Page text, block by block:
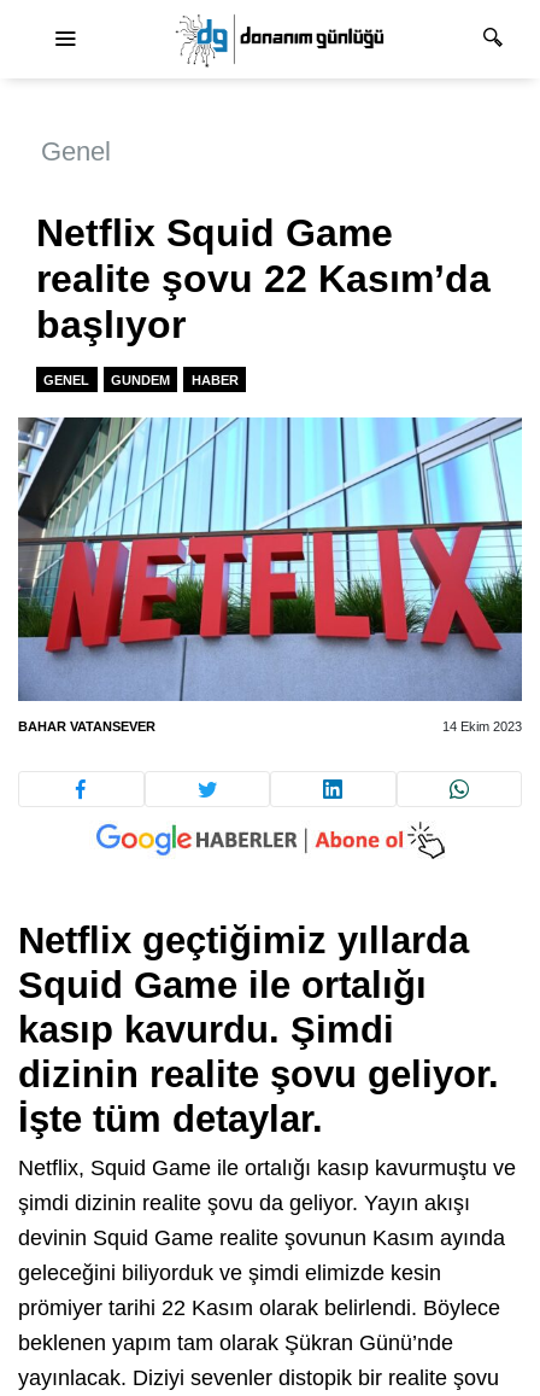
Genel
Netflix Squid Game
realite şovu 22 Kasım’da
başlıyor
GENEL GUNDEM HABER
BAHAR VATANSEVER 14 Ekim 2023
Netflix geçtiğimiz yıllarda
Squid Game ile ortalığı
kasıp kavurdu. Şimdi
dizinin realite şovu geliyor.
İşte tüm detaylar.
Netflix, Squid Game ile ortalığı kasıp kavurmuştu ve
şimdi dizinin realite şovu da geliyor. Yayın akışı
devinin Squid Game realite şovunun Kasım ayında
geleceğini biliyorduk ve şimdi elimizde kesin
prömiyer tarihi 22 Kasım olarak belirlendi. Böylece
beklenen yapım tam olarak Şükran Günü’nde
yayınlacak. Diziyi sevenler distopik bir realite şovu